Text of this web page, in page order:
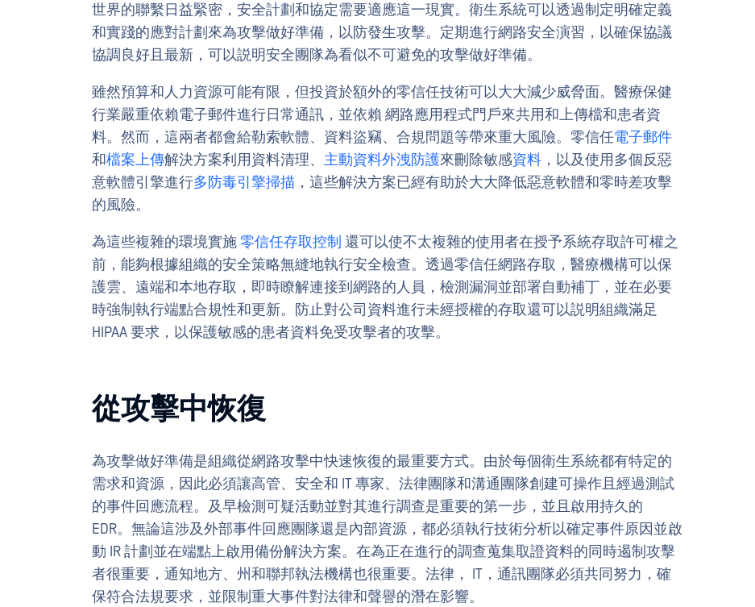
世界的聯繫日益緊密，安全計劃和協定需要適應這一現實。衛生系統可以透過制定明確定義
和實踐的應對計劃來為攻擊做好準備，以防發生攻擊。定期進行網路安全演習，以確保協議
協調良好且最新，可以説明安全團隊為看似不可避免的攻擊做好準備。
雖然預算和人力資源可能有限，但投資於額外的零信任技術可以大大減少威脅面。醫療保健
行業嚴重依賴電子郵件進行日常通訊，並依賴 網路應用程式門戶來共用和上傳檔和患者資
料。然而，這兩者都會給勒索軟體、資料盜竊、合規問題等帶來重大風險。零信任電子郵件
和檔案上傳解決方案利用資料清理、 主動資料外洩防護來刪除敏感資料 ，以及使用多個反惡
意軟體引擎進行多防毒引擎掃描 ，這些解決方案已經有助於大大降低惡意軟體和零時差攻擊
的風險。
為這些複雜的環境實施零信任存取控制 還可以使不太複雜的使用者在授予系統存取許可權之
前，能夠根據組織的安全策略無縫地執行安全檢查。透過零信任網路存取，醫療機構可以保
護雲、遠端和本地存取，即時瞭解連接到網路的人員，檢測漏洞並部署自動補丁，並在必要
時強制執行端點合規性和更新。防止對公司資料進行未經授權的存取還可以説明組織滿足
HIPAA 要求，以保護敏感的患者資料免受攻擊者的攻擊。
從攻擊中恢復
為攻擊做好準備是組織從網路攻擊中快速恢復的最重要方式。由於每個衛生系統都有特定的
需求和資源，因此必須讓高管、安全和 IT 專家、法律團隊和溝通團隊創建可操作且經過測試
的事件回應流程。及早檢測可疑活動並對其進行調查是重要的第一步，並且啟用持久的
EDR。無論這涉及外部事件回應團隊還是內部資源，都必須執行技術分析以確定事件原因並啟
動 IR 計劃並在端點上啟用備份解決方案。在為正在進行的調查蒐集取證資料的同時遏制攻擊
者很重要，通知地方、州和聯邦執法機構也很重要。法律， IT，通訊團隊必須共同努力，確
保符合法規要求，並限制重大事件對法律和聲譽的潛在影響。